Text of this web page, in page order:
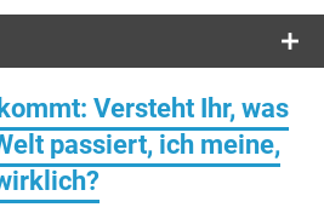
Versteht Ihr, was
passiert, ich meine,